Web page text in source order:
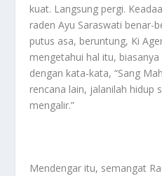
kuat. Langsung pergi.
raden Ayu Saraswati benar-
putus asa, beruntung, Ki
mengetahui hal itu,
dengan kata-kata, “Sang
rencana lain, jalanilah hidup
mengalir.”
Mendengar itu, semangat